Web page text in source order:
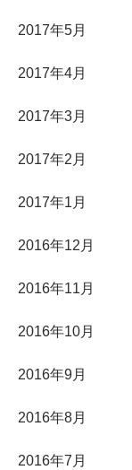
2017年5月
2017年4月
2017年3月
2017年2月
2017年1月
2016年12月
2016年11月
2016年10月
2016年9月
2016年8月
2016年7月